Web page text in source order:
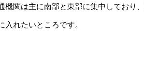
機関は主に南部と東部に集中しており
入れたいところです。